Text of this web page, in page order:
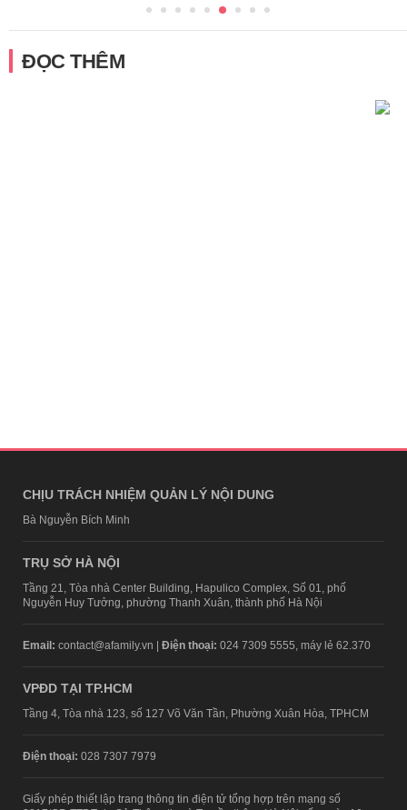
ĐỌC THÊM
CHỊU TRÁCH NHIỆM QUẢN LÝ NỘI DUNG
Bà Nguyễn Bích Minh
TRỤ SỞ HÀ NỘI
Tầng 21, Tòa nhà Center Building, Hapulico Complex, Số 01, phố
Nguyễn Huy Tưởng, phường Thanh Xuân, thành phố Hà Nội
Email: contact@afamily.vn | Điện thoại: 024 7309 5555, máy lẻ 62.370
VPĐD TẠI TP.HCM
Tầng 4, Tòa nhà 123, số 127 Võ Văn Tần, Phường Xuân Hòa, TPHCM
Điện thoại: 028 7307 7979
Giấy phép thiết lập trang thông tin điện tử tổng hợp trên mạng số